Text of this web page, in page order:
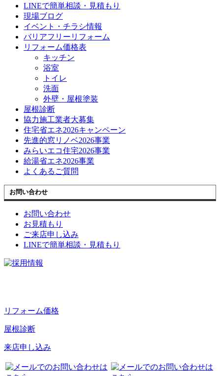
LINEで簡単相談・見積もり
現場ブログ
イベント・チラシ情報
バリアフリーリフォーム
リフォーム価格表
キッチン
浴室
トイレ
洗面
外壁・屋根塗装
屋根診断
協力施工業者大募集
住宅省エネ2026キャンペーン
先進的窓リノベ2026事業
みらいエコ住宅2026事業
給湯省エネ2026事業
よくあるご質問
お問い合わせ
お問い合わせ
お見積もり
ご来店申し込み
LINEで簡単相談・見積もり
リフォーム価格
屋根診断
来店申し込み